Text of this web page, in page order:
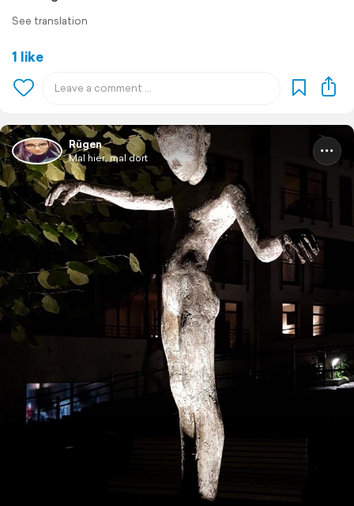
See translation
1 like
Rügen
Mal hier, mal dort